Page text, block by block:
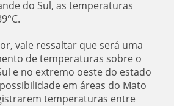
do Sul, as temperaturas
vale ressaltar que será uma
de temperaturas sobre o
e no extremo oeste do estado
em áreas do Mato
temperaturas entre